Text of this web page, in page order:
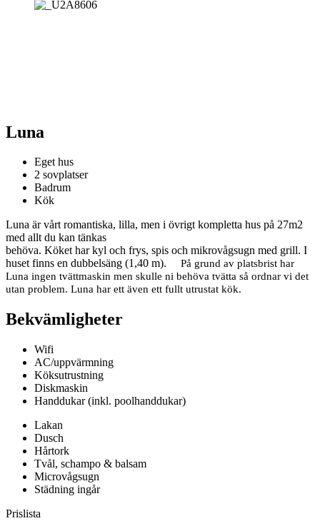
Luna
Eget hus
2 sovplatser
Badrum
Kök
Luna är vårt romantiska, lilla, men i övrigt kompletta hus på 27m2
med allt du kan tänkas
behöva. Köket har kyl och frys, spis och mikrovågsugn med grill. I
huset finns en dubbelsäng (1,40 m). På grund av platsbrist har
Luna ingen tvättmaskin men skulle ni behöva tvätta så ordnar vi det
utan problem. Luna har ett även ett fullt utrustat kök.
Bekvämligheter
Wifi
AC/uppvärmning
Köksutrustning
Diskmaskin
Handdukar (inkl. poolhanddukar)
Lakan
Dusch
Hårtork
Tvål, schampo & balsam
Microvågsugn
Städning ingår
Prislista